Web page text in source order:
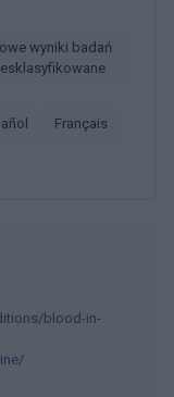
français
blood-in-